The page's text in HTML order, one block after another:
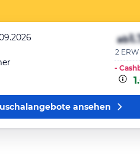
ab
2 ERW
-
ansehen